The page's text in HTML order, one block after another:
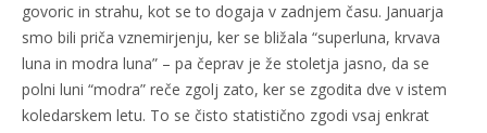
govoric in strahu, kot se to dogaja v zadnjem času. Januarja
smo bili priča vznemirjenju, ker se bližala “superluna, krvava
luna in modra luna” – pa čeprav je že stoletja jasno, da se
polni luni “modra” reče zgolj zato, ker se zgodita dve v istem
koledarskem letu. To se čisto statistično zgodi vsaj enkrat